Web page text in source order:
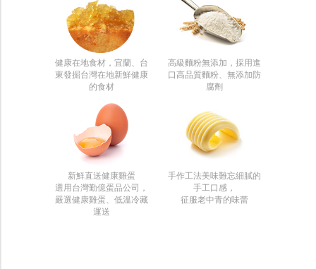
健康在地食材，宜蘭、台
東發掘台灣在地新鮮健康
的食材
高級麵粉無添加，採用進
口高品質麵粉、無添加防
腐劑
新鮮直送健康雞蛋
選用台灣勤億蛋品公司，
嚴選健康雞蛋、低溫冷藏
運送
手作工法美味難忘細膩的
手工口感，
征服老中青的味蕾